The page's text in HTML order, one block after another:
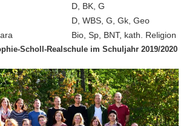
D, BK, G
D, WBS, G, Gk, Geo
Bio, Sp, BNT, kath. Religion
Scholl-Realschule im Schuljahr 2019/2020